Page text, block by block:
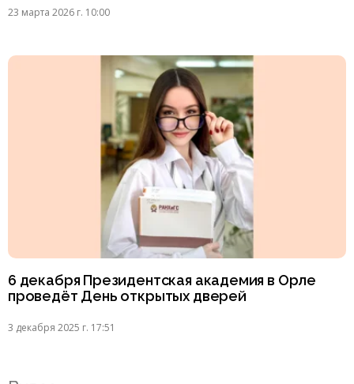
23 марта 2026 г. 10:00
6 декабря Президентская академия в Орле
проведёт День открытых дверей
3 декабря 2025 г. 17:51